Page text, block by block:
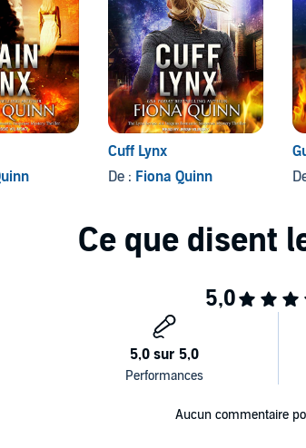
Cuff Lynx
De : Fiona Quinn
Aucun commentaire